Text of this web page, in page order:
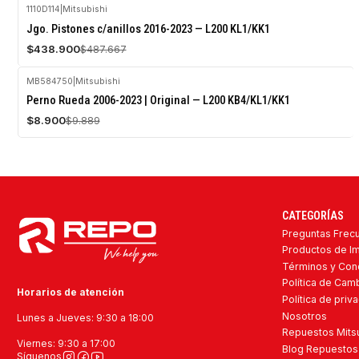
-10%
OFF
1110D114 Mitsubishi
Jgo. Pistones c/anillos 2016-2023 — L200 KL1/KK1
$438.900$487.667
-10%
OFF
MB584750 Mitsubishi
Perno Rueda 2006-2023 | Original — L200 KB4/KL1/KK1
$8.900$9.889
Horarios de atención
Lunes a Jueves: 9:30 a 18:00
Viernes: 9:30 a 17:00
Síguenos
CATEGORÍAS
Preguntas
Productos de
Términos y
Política de
Política de
Nosotros
Repuestos
Blog